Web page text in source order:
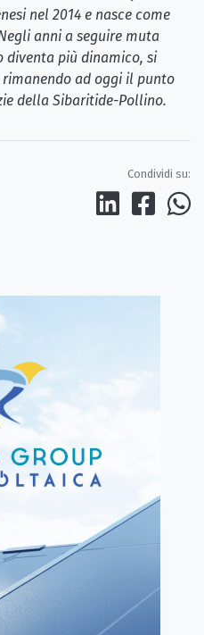
nel 2014 e nasce come
anni a seguire muta
diventa più dinamico, si
ad oggi il punto
della Sibaritide-Pollino.
Condividi su: